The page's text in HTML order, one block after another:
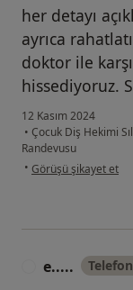
her detayı
ayrıca
doktor ile
hissediyoruz.
12 Kasım 2024
• Çocuk Diş Hekimi
Randevusu
• kullanıcının
Görüşü şikayet et
e.....